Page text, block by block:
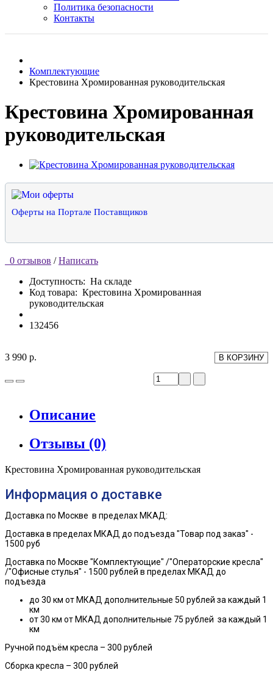
Политика безопасности
Контакты
Комплектующие
Крестовина Хромированная руководительская
Крестовина Хромированная
руководительская
Оферты на Портале Поставщиков
0 отзывов / Написать
Доступность: На складе
Код товара: Крестовина Хромированная
руководительская
132456
В КОРЗИНУ
3 990 р.
Описание
Отзывы (0)
Крестовина Хромированная руководительская
Информация о доставке
Доставка по Москве в пределах МКАД:
Доставка в пределах МКАД до подъезда "Товар под заказ" -
1500 руб
Доставка по Москве "Комплектующие" /"Операторские кресла"
/"Офисные стулья" - 1500 рублей в пределах МКАД до
подъезда
до 30 км от МКАД дополнительные 50 рублей за каждый 1
км
от 30 км от МКАД дополнительные 75 рублей за каждый 1
км
Ручной подъём кресла – 300 рублей
Сборка кресла – 300 рублей